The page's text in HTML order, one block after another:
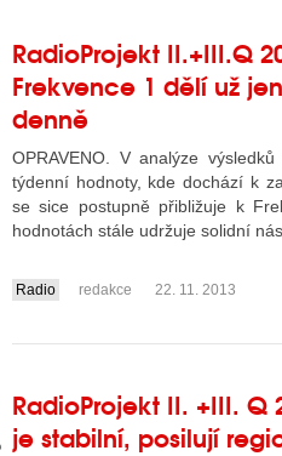
STÁT BLOGEREM
BLOGERA
STARŠÍCH DISKUZÍ
RadioProjekt II.+III.Q
Frekvence 1 dělí už
denně
OPRAVENO. V analýze
týdenní hodnoty, kde dochází k
se sice postupně přibližuje k
hodnotách stále udržuje solidní
....
Radio redakce 22. 11. 2013
RadioProjekt II. +III. Q
je stabilní, posilují